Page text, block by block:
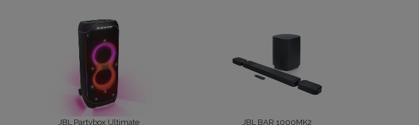
JBL Partybox Ultimate
JBL BAR 1000MK2